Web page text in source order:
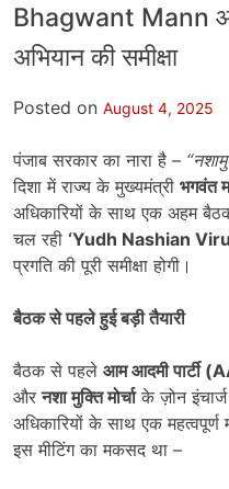
Bhagwant Mann
अभियान की समीक्षा
Posted on August 4, 2025
पंजाब सरकार का नारा है – “
दिशा में राज्य के मुख्यमंत्री भगवंत
अधिकारियों के साथ एक अहम
चल रही ‘Yudh Nashian
प्रगति की पूरी समीक्षा होगी।
बैठक से पहले हुई बड़ी तैयारी
बैठक से पहले आम आदमी पार्टी (
औरनशा मुक्ति मोर्चाके ज़ोन
अधिकारियों के साथ एक महत्वपूर्ण
इस मीटिंग का मकसद था –